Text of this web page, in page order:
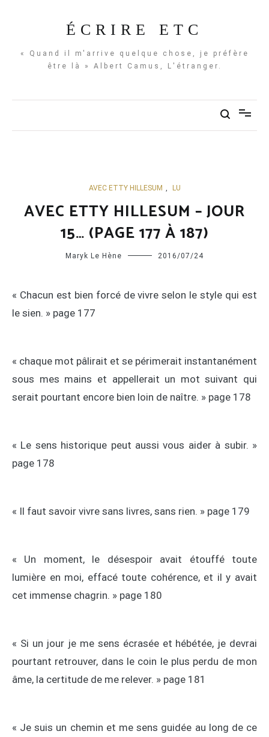
ÉCRIRE ETC
« Quand il m'arrive quelque chose, je préfère
être là » Albert Camus, L'étranger.
AVEC ETTY HILLESUM , LU
AVEC ETTY HILLESUM – JOUR
15… (PAGE 177 À 187)
Maryk Le Hène 2016/07/24
« Chacun est bien forcé de vivre selon le style qui est
le sien. » page 177
« chaque mot pâlirait et se périmerait instantanément
sous mes mains et appellerait un mot suivant qui
serait pourtant encore bien loin de naître. » page 178
« Le sens historique peut aussi vous aider à subir. »
page 178
« Il faut savoir vivre sans livres, sans rien. » page 179
« Un moment, le désespoir avait étouffé toute
lumière en moi, effacé toute cohérence, et il y avait
cet immense chagrin. » page 180
« Si un jour je me sens écrasée et hébétée, je devrai
pourtant retrouver, dans le coin le plus perdu de mon
âme, la certitude de me relever. » page 181
« Je suis un chemin et me sens guidée au long de ce